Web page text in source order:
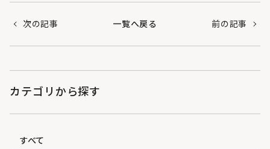
次の記事 一覧へ戻る 前の記事
カテゴリから探す
すべて